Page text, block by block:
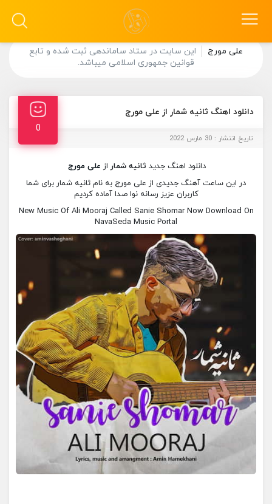
علی مورج
این سایت در ستاد ساماندهی ثبت شده و تابع
قوانین جمهوری اسلامی میباشد.
دانلود اهنگ ثانیه شمار از علی مورج
0
تاریخ انتشار : 30 مارس 2022
دانلود اهنگ جدید ثانیه شمار از علی مورج
در این ساعت آهنگ جدیدی از علی مورج به نام ثانیه شمار برای شما
کاربران عزیز رسانه نوا صدا آماده کردیم
New Music Of Ali Mooraj Called Sanie Shomar Now Download On
NavaSeda Music Portal